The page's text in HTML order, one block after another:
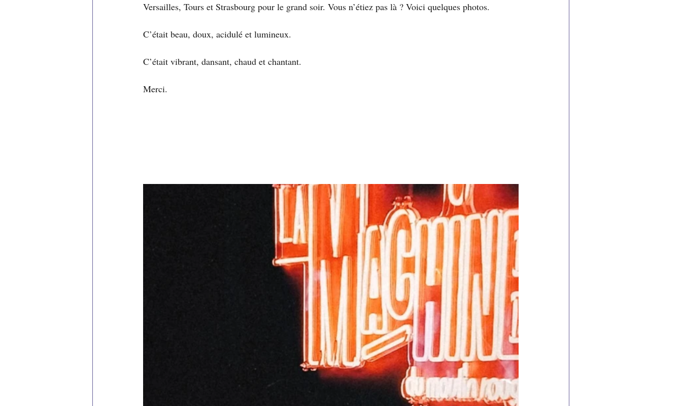
Versailles, Tours et Strasbourg pour le grand soir. Vous n’étiez pas là ? Voici quelques photos.
C’était beau, doux, acidulé et lumineux.
C’était vibrant, dansant, chaud et chantant.
Merci.